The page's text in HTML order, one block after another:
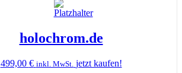
holochrom.de
499,00 € inkl. MwSt. jetzt kaufen!